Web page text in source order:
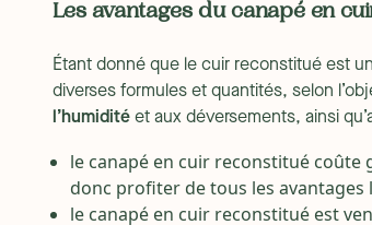
Les avantages du canapé en
Étant donné que le cuir reconstitué est
diverses formules et quantités, selon
l’humidité et aux déversements, ainsi
le canapé en cuir reconstitué coûte
donc profiter de tous les
le canapé en cuir reconstitué est